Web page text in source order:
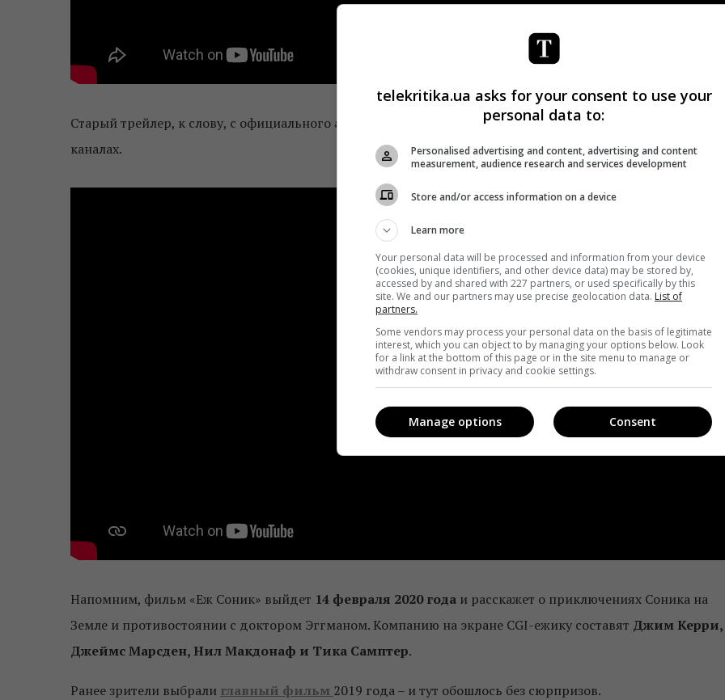
Старый трейлер, к слову, с официального аккаунта удален, но его все еще можно найти на других фан-
каналах.
Напомним, фильм «Еж Соник» выйдет 14 февраля 2020 года и расскажет о приключениях Соника на
Земле и противостоянии с доктором Эггманом. Компанию на экране CGI-ежику составят Джим Керри,
Джеймс Марсден, Нил Макдонаф и Тика Самптер.
Ранее зрители выбрали главный фильм 2019 года – и тут обошлось без сюрпризов.
telekritika.ua asks for your consent to use your
personal data to:
Personalised advertising and content, advertising and content
measurement, audience research and services development
Store and/or access information on a device
Learn more
Your personal data will be processed and information from your device
(cookies, unique identifiers, and other device data) may be stored by,
accessed by and shared with 227 partners, or used specifically by this
site. We and our partners may use precise geolocation data. List of
partners.
Some vendors may process your personal data on the basis of legitimate
interest, which you can object to by managing your options below. Look
for a link at the bottom of this page or in the site menu to manage or
withdraw consent in privacy and cookie settings.
Consent
Manage options